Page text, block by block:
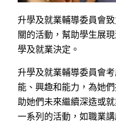
升學及就業輔導委員會
關的活動，幫助學生展
學及就業決定。
升學及就業輔導委員會
能、興趣和能力，為她
助她們未來繼續深造或
一系列的活動，如職業